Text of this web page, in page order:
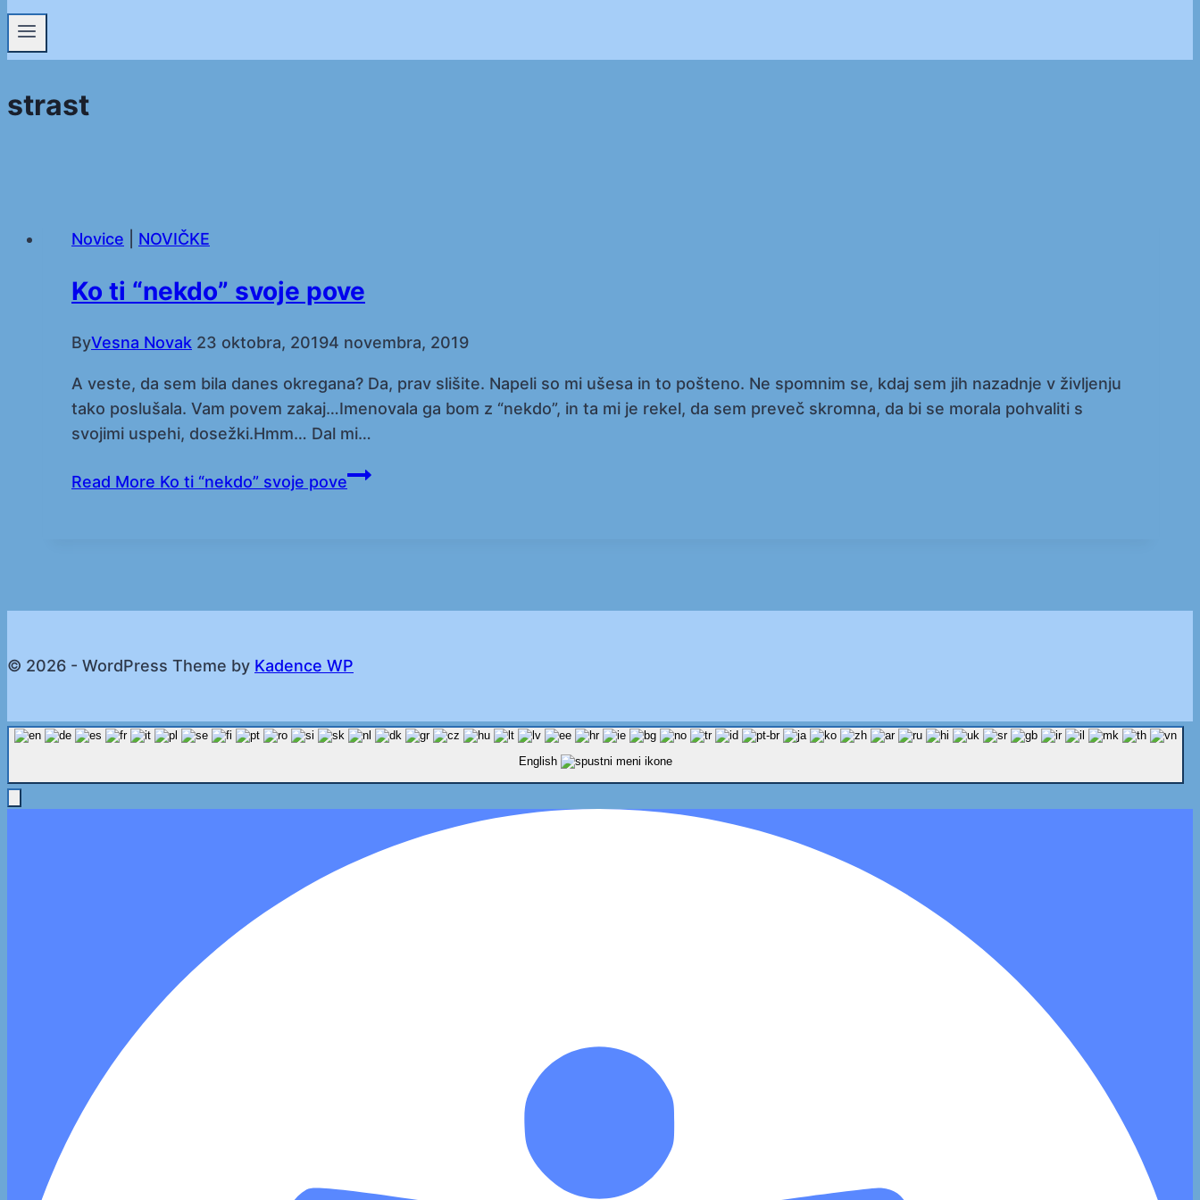
strast
Novice NOVIČKE
Ko ti “nekdo” svoje pove
ByVesna Novak 23 oktobra, 20194 novembra, 2019
A veste, da sem bila danes okregana? Da, prav slišite. Napeli so mi ušesa in to pošteno. Ne spomnim se, kdaj sem jih nazadnje v življenju
tako poslušala. Vam povem zakaj…Imenovala ga bom z “nekdo”, in ta mi je rekel, da sem preveč skromna, da bi se morala pohvaliti s
svojimi uspehi, dosežki.Hmm… Dal mi…
Read More Ko ti “nekdo” svoje pove
© 2026 - WordPress Theme by Kadence WP
English